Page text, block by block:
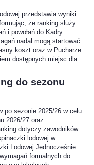
przedstawia wyniki
że ranking służy
i powołań do Kadry
nadal mogą startować
koszt oraz w Pucharze
dostępnych miejsc dla
do sezonu
po sezonie 2025/26 w celu
2026/27 oraz
dotyczy zawodników
lodowej w
Lodowej Jednocześnie
formalnych do